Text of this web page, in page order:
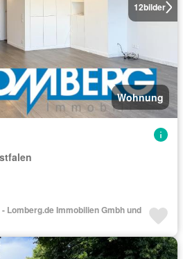
12bilder
Wohnung
Immobilien Gmbh und